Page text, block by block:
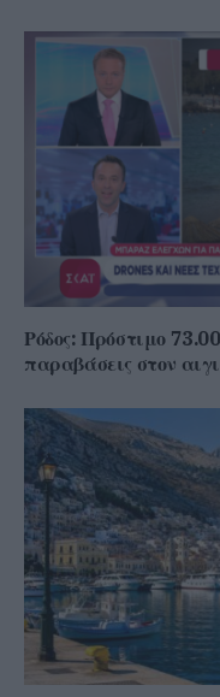
Ρόδος: Πρόστιμο
παραβάσεις στον